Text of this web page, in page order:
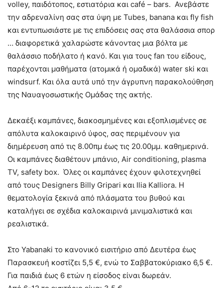
volley, παιδότοπος, εστιατόρια και café – bars. Ανεβάστε
την αδρεναλίνη σας στα ύψη με Tubes, banana και fly fish
και εντυπωσιάστε με τις επιδόσεις σας στα θαλάσσια σπορ
… διαφορετικά χαλαρώστε κάνοντας μια βόλτα με
θαλάσσιο ποδήλατο ή κανό. Και για τους fan του είδους,
παρέχονται μαθήματα (ατομικά ή ομαδικά) water ski και
windsurf. Και όλα αυτά υπό την άγρυπνη παρακολούθηση
της Ναυαγοσωστικής Ομάδας της ακτής.
Δεκαέξι καμπάνες, διακοσμημένες και εξοπλισμένες σε
απόλυτα καλοκαιρινό ύφος, σας περιμένουν για
διημέρευση από τις 8.00πμ έως τις 20.00μμ. καθημερινά.
Οι καμπάνες διαθέτουν μπάνιο, Air conditioning, plasma
TV, safety box. Όλες οι καμπάνες έχουν φιλοτεχνηθεί
από τους Designers Billy Gripari και Ilia Kalliora. Η
θεματολογία ξεκινά από πλάσματα του βυθού και
καταλήγει σε σχέδια καλοκαιρινά μινιμαλιστικά και
ρεαλιστικά.
Στο Yabanaki το κανονικό εισιτήριο από Δευτέρα έως
Παρασκευή κοστίζει 5,5 €, ενώ το Σαββατοκύριακο 6,5 €.
Για παιδιά έως 6 ετών η είσοδος είναι δωρεάν.